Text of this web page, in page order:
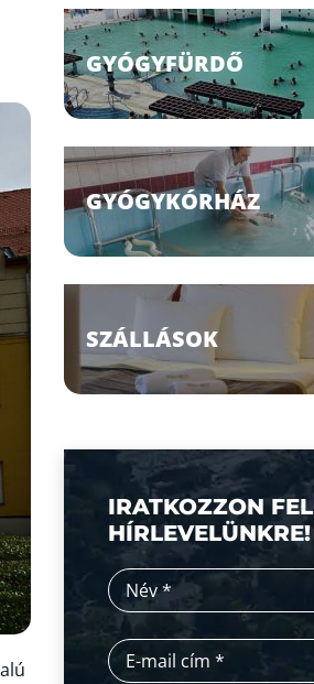
GYÓGYFÜRDŐ
GYÓGYKÓRHÁZ
SZÁLLÁSOK
IRATKOZZON FEL
HÍRLEVELÜNKRE!